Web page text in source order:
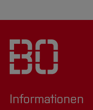
Informationen